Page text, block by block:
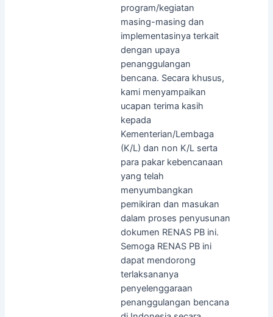
program/kegiatan
masing-masing dan
implementasinya terkait
dengan upaya
penanggulangan
bencana. Secara khusus,
kami menyampaikan
ucapan terima kasih
kepada
Kementerian/Lembaga
(K/L) dan non K/L serta
para pakar kebencanaan
yang telah
menyumbangkan
pemikiran dan masukan
dalam proses penyusunan
dokumen RENAS PB ini.
Semoga RENAS PB ini
dapat mendorong
terlaksananya
penyelenggaraan
penanggulangan bencana